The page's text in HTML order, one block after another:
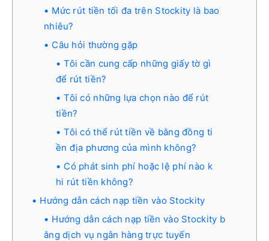
Mức rút tiền tối đa trên Stockity là bao
nhiêu?
Câu hỏi thường gặp
Tôi cần cung cấp những giấy tờ gì
để rút tiền?
Tôi có những lựa chọn nào để rút
tiền?
Tôi có thể rút tiền về bằng đồng ti
ền địa phương của mình không?
Có phát sinh phí hoặc lệ phí nào k
hi rút tiền không?
Hướng dẫn cách nạp tiền vào Stockity
Hướng dẫn cách nạp tiền vào Stockity b
ằng dịch vụ ngân hàng trực tuyến